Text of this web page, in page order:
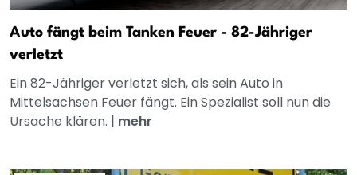
Auto fängt beim Tanken Feuer - 82-Jähriger
verletzt
Ein 82-Jähriger verletzt sich, als sein Auto in
Mittelsachsen Feuer fängt. Ein Spezialist soll nun die
Ursache klären. | mehr